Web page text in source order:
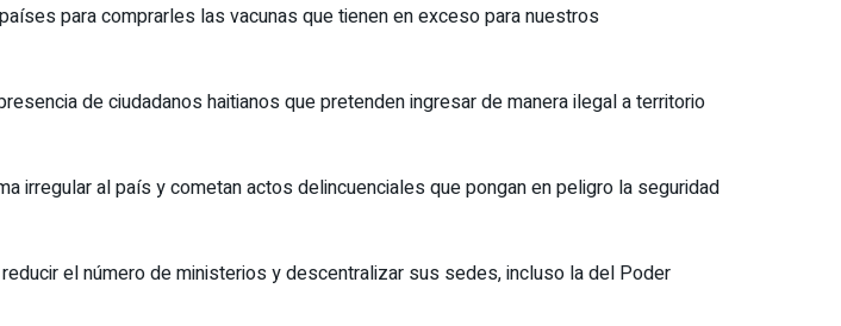
para comprarles las vacunas que tienen en exceso para nuestros
de ciudadanos haitianos que pretenden ingresar de manera ilegal a territorio
irregular al país y cometan actos delincuenciales que pongan en peligro la seguridad
el número de ministerios y descentralizar sus sedes, incluso la del Poder